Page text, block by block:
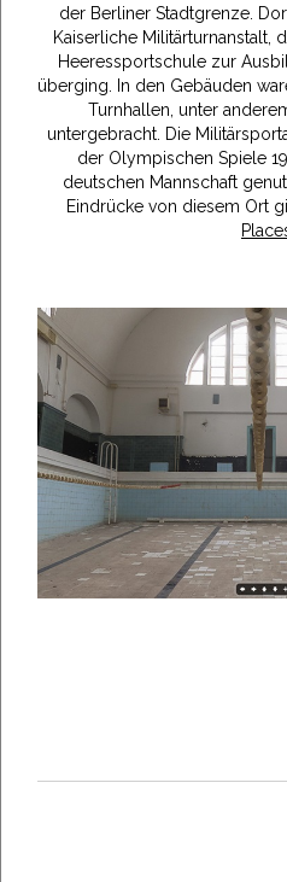
der Berliner Stadtgrenze.
Kaiserliche Militärturnanstalt,
Heeressportschule zur
überging. In den Gebäuden
Turnhallen, unter
untergebracht. Die
der Olympischen Spiele
deutschen Mannschaft
Eindrücke von diesem Ort